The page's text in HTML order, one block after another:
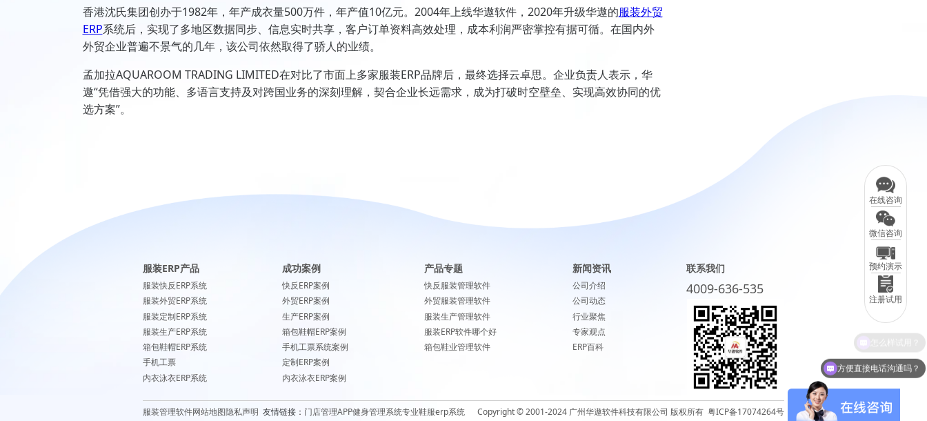
香港沈氏集团创办于1982年，年产成衣量500万件，年产值10亿元。2004年上线华遨软件，2020年升级华遨的服装外贸
ERP系统后，实现了多地区数据同步、信息实时共享，客户订单资料高效处理，成本利润严密掌控有据可循。在国内外
外贸企业普遍不景气的几年，该公司依然取得了骄人的业绩。
孟加拉AQUAROOM TRADING LIMITED在对比了市面上多家服装ERP品牌后，最终选择云卓思。企业负责人表示，华
遨“凭借强大的功能、多语言支持及对跨国业务的深刻理解，契合企业长远需求，成为打破时空壁垒、实现高效协同的优
选方案”。
服装ERP产品
服装快反ERP系统
服装外贸ERP系统
服装定制ERP系统
服装生产ERP系统
箱包鞋帽ERP系统
手机工票
内衣泳衣ERP系统
成功案例
快反ERP案例
外贸ERP案例
生产ERP案例
箱包鞋帽ERP案例
手机工票系统案例
定制ERP案例
内衣泳衣ERP案例
产品专题
快反服装管理软件
外贸服装管理软件
服装生产管理软件
服装ERP软件哪个好
箱包鞋业管理软件
新闻资讯
公司介绍
公司动态
行业聚焦
专家观点
ERP百科
联系我们
4009-636-535
Copyright © 2001-2024 广州华遨软件科技有限公司 版权所有 粤ICP备17074264号
服装管理软件网站地图隐私声明 友情链接： 门店管理APP健身管理系统专业鞋服erp系统
在线咨询
微信咨询
预约演示
注册试用
方便直接电话沟通吗？